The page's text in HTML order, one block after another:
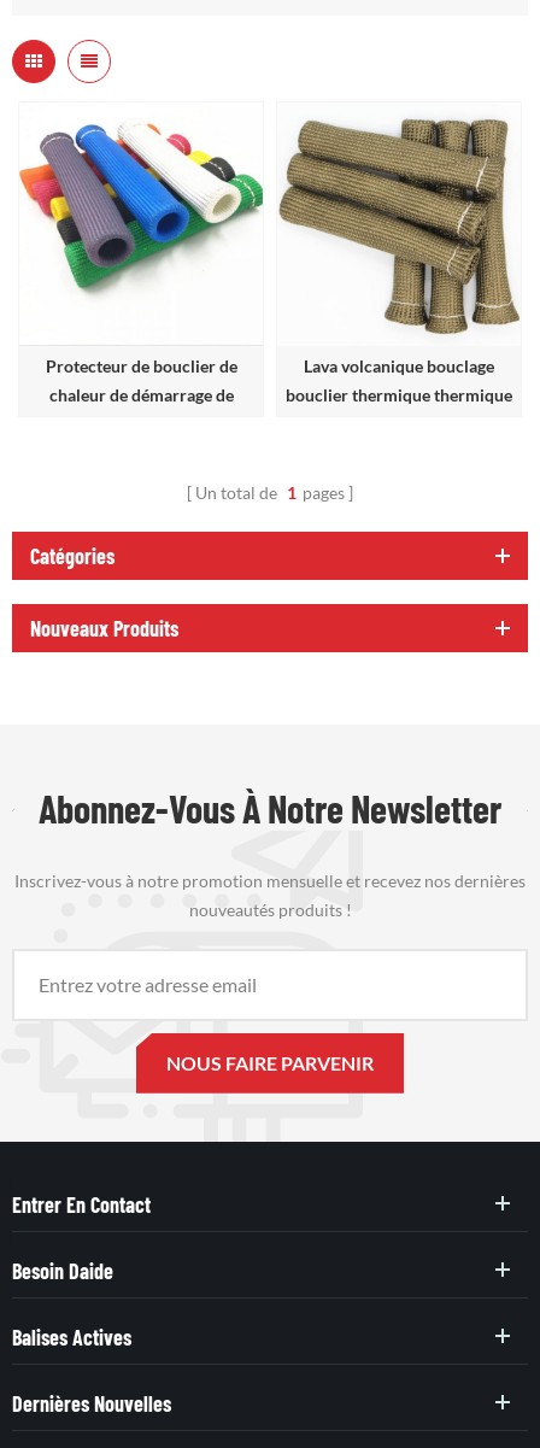
Protecteur de bouclier de
chaleur de démarrage de
Lava volcanique bouclage
bouclier thermique thermique
Un total de 1 pages
Catégories
Nouveaux Produits
Abonnez-Vous À Notre Newsletter
Inscrivez-vous à notre promotion mensuelle et recevez nos dernières
nouveautés produits !
Entrer En Contact
Besoin Daide
Balises Actives
Dernières Nouvelles